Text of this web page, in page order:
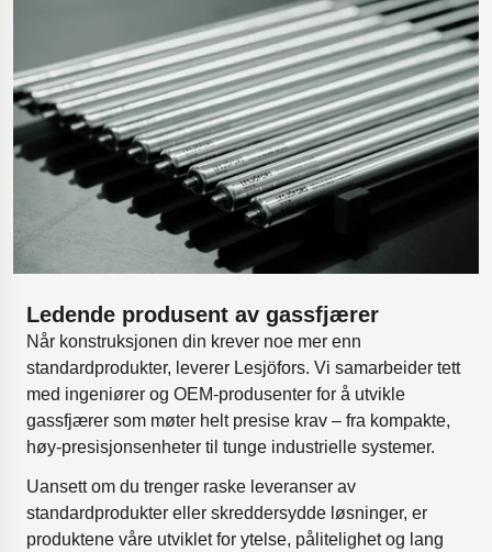
Ledende produsent av gassfjærer
Når konstruksjonen din krever noe mer enn
standardprodukter, leverer Lesjöfors. Vi samarbeider tett
med ingeniører og OEM-produsenter for å utvikle
gassfjærer som møter helt presise krav – fra kompakte,
høy-presisjonsenheter til tunge industrielle systemer.
Uansett om du trenger raske leveranser av
standardprodukter eller skreddersydde løsninger, er
produktene våre utviklet for ytelse, pålitelighet og lang